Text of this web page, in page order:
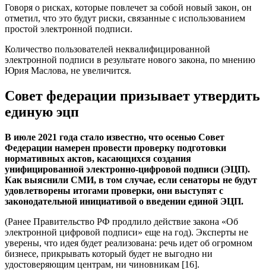
Говоря о рисках, которые повлечет за собой новый закон, он
отметил, что это будут риски, связанные с использованием
простой электронной подписи.
Количество пользователей неквалифицированной
электронной подписи в результате нового закона, по мнению
Юрия Маслова, не увеличится.
Совет федерации призывает утвердить
единую эцп
В июле 2021 года стало известно, что осенью Совет
Федерации намерен провести проверку подготовки
нормативных актов, касающихся создания
унифицированной электронно-цифровой подписи (ЭЦП).
Как выяснили СМИ, в том случае, если сенаторы не будут
удовлетворены итогами проверки, они выступят с
законодательной инициативой о введении единой ЭЦП.
(Ранее Правительство РФ продлило действие закона «Об
электронной цифровой подписи» еще на год). Эксперты не
уверены, что идея будет реализована: речь идет об огромном
бизнесе, прикрывать который будет не выгодно ни
удостоверяющим центрам, ни чиновникам [16].